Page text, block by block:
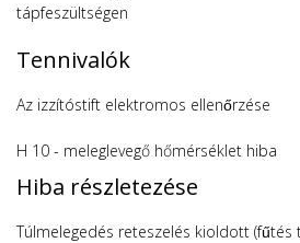
tápfeszültségen
Tennivalók
Az izzítóstift elektromos ellenőrzése
H 10 - meleglevegő hőmérséklet hiba
Hiba részletezése
Túlmelegedés reteszelés kioldott (fűtés